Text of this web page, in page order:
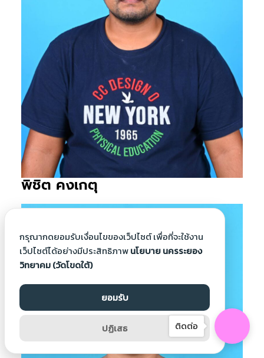
พิชิต คงเกตุ
ติดต่อ
กรุณากดยอมรับเงื่อนไขของเว็ปไซต์ เพื่อที่จะใช้งาน
เว็ปไซต์ได้อย่างมีประสิทธิภาพนโยบาย นครระยอง
วิทยาคม (วัดโขดใต้)
ยอมรับ
ปฏิเสธ